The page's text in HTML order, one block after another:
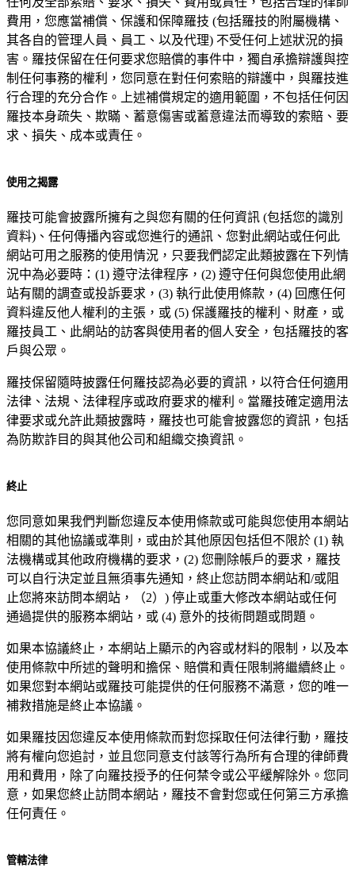
費用，您應當補償、保護和保障羅技 (包括羅技的附屬機構、
其各自的管理人員、員工、以及代理) 不受任何上述狀況的損
害。羅技保留在任何要求您賠償的事件中，獨自承擔辯護與控
制任何事務的權利，您同意在對任何索賠的辯護中，與羅技進
行合理的充分合作。上述補償規定的適用範圍，不包括任何因
羅技本身疏失、欺瞞、蓄意傷害或蓄意違法而導致的索賠、要
求、損失、成本或責任。
使用之揭露
羅技可能會披露所擁有之與您有關的任何資訊 (包括您的識別
資料)、任何傳播內容或您進行的通訊、您對此網站或任何此
網站可用之服務的使用情況，只要我們認定此類披露在下列情
況中為必要時：(1) 遵守法律程序，(2) 遵守任何與您使用此網
站有關的調查或投訴要求，(3) 執行此使用條款，(4) 回應任何
資料違反他人權利的主張，或 (5) 保護羅技的權利、財產，或
羅技員工、此網站的訪客與使用者的個人安全，包括羅技的客
戶與公眾。
羅技保留隨時披露任何羅技認為必要的資訊，以符合任何適用
法律、法規、法律程序或政府要求的權利。當羅技確定適用法
律要求或允許此類披露時，羅技也可能會披露您的資訊，包括
為防欺詐目的與其他公司和組織交換資訊。
終止
您同意如果我們判斷您違反本使用條款或可能與您使用本網站
相關的其他協議或準則，或由於其他原因包括但不限於 (1) 執
法機構或其他政府機構的要求，(2) 您刪除帳戶的要求，羅技
可以自行決定並且無須事先通知，終止您訪問本網站和/或阻
止您將來訪問本網站，（2）) 停止或重大修改本網站或任何
通過提供的服務本網站，或 (4) 意外的技術問題或問題。
如果本協議終止，本網站上顯示的內容或材料的限制，以及本
使用條款中所述的聲明和擔保、賠償和責任限制將繼續終止。
如果您對本網站或羅技可能提供的任何服務不滿意，您的唯一
補救措施是終止本協議。
如果羅技因您違反本使用條款而對您採取任何法律行動，羅技
將有權向您追討，並且您同意支付該等行為所有合理的律師費
用和費用，除了向羅技授予的任何禁令或公平緩解除外。您同
意，如果您終止訪問本網站，羅技不會對您或任何第三方承擔
任何責任。
管轄法律